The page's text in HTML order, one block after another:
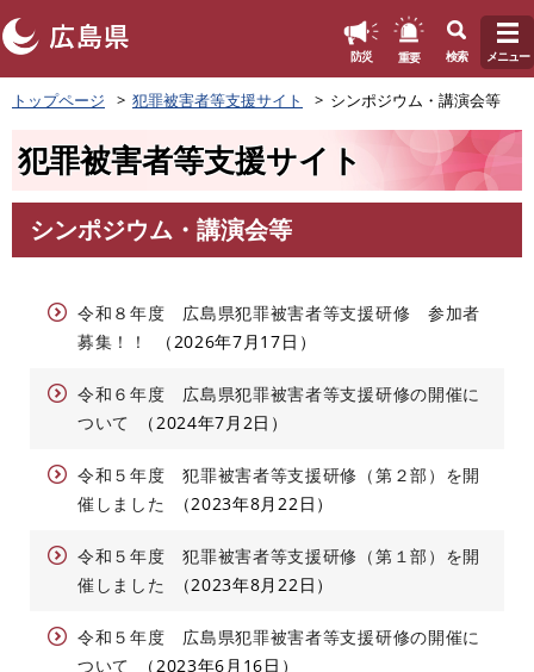
ペ
ー
頭
す
防災 重要 検索 メニュー
トップページ 犯罪被害者等支援サイト シンポジウム・講演会等
犯罪被害者等支援サイト
文
シンポジウム・講演会等
令和８年度 広島県犯罪被害者等支援研修 参加者
募集！！
2026年7月17日
令和６年度 広島県犯罪被害者等支援研修の開催に
ついて
2024年7月2日
令和５年度 犯罪被害者等支援研修（第２部）を開
催しました
2023年8月22日
令和５年度 犯罪被害者等支援研修（第１部）を開
催しました
2023年8月22日
令和５年度 広島県犯罪被害者等支援研修の開催に
ついて
2023年6月16日